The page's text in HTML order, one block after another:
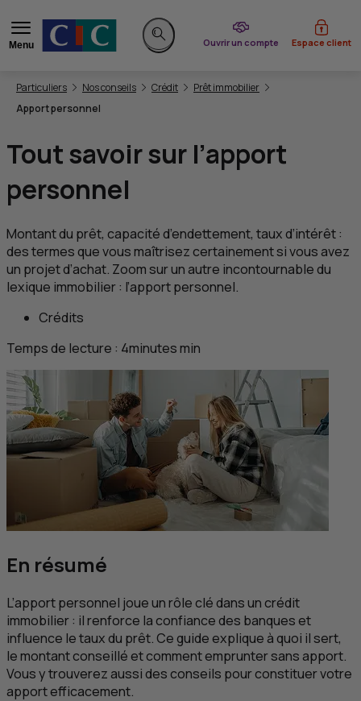
Menu
Rechercher sur le site
Ouvrir un compte
du CIC Espace client
Vous êtes ici:
Particuliers Nos conseils Crédit
Prêt immobilier
Apport personnel
Tout savoir sur l’apport
personnel
Montant du prêt, capacité d’endettement, taux d’intérêt :
des termes que vous maîtrisez certainement si vous avez
un projet d’achat. Zoom sur un autre incontournable du
lexique immobilier : l’apport personnel.
Crédits
Temps de lecture : 4minutesmin
En résumé
L’apport personnel joue un rôle clé dans un crédit
immobilier : il renforce la confiance des banques et
influence le taux du prêt. Ce guide explique à quoi il sert,
le montant conseillé et comment emprunter sans apport.
Vous y trouverez aussi des conseils pour constituer votre
apport efficacement.